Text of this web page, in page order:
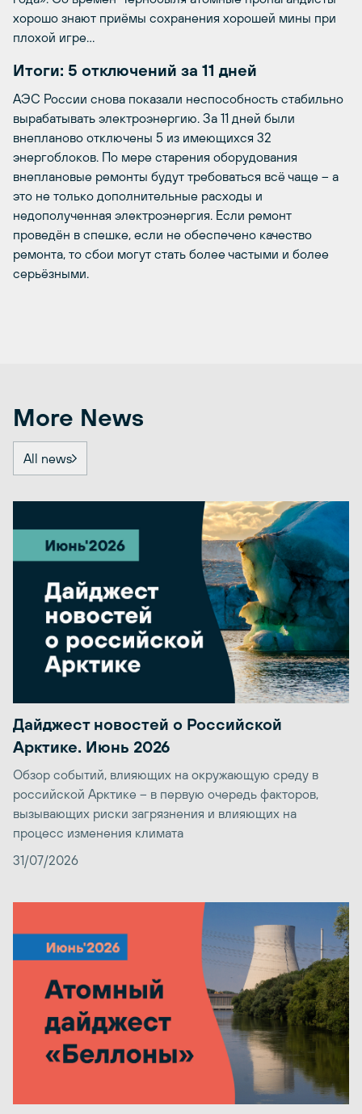
хорошо знают приёмы сохранения хорошей мины при
плохой игре…
Итоги: 5 отключений за 11 дней
АЭС России снова показали неспособность стабильно
вырабатывать электроэнергию. За 11 дней были
внепланово отключены 5 из имеющихся 32
энергоблоков. По мере старения оборудования
внеплановые ремонты будут требоваться всё чаще – а
это не только дополнительные расходы и
недополученная электроэнергия. Если ремонт
проведён в спешке, если не обеспечено качество
ремонта, то сбои могут стать более частыми и более
серьёзными.
More News
All news
Дайджест новостей о Российской
Арктике. Июнь 2026
Обзор событий, влияющих на окружающую среду в
российской Арктике – в первую очередь факторов,
вызывающих риски загрязнения и влияющих на
процесс изменения климата
31/07/2026